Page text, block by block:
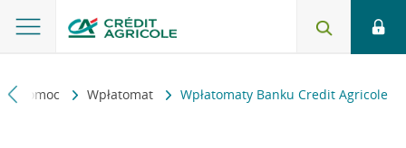
i pomoc Wpłatomat Wpłatomaty Banku Credit Agricole